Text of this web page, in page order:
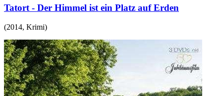
Tatort - Der Himmel ist ein Platz auf Erden
(2014, Krimi)